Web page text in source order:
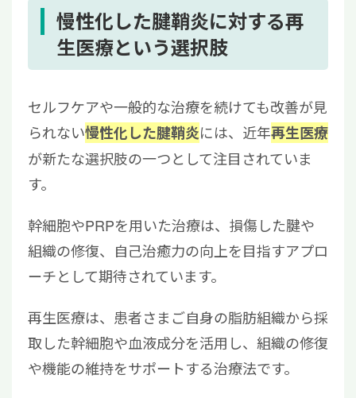
慢性化した腱鞘炎に対する再
生医療という選択肢
セルフケアや一般的な治療を続けても改善が見
られない慢性化した腱鞘炎には、近年再生医療
が新たな選択肢の一つとして注目されていま
す。
幹細胞やPRPを用いた治療は、損傷した腱や
組織の修復、自己治癒力の向上を目指すアプロ
ーチとして期待されています。
再生医療は、患者さまご自身の脂肪組織から採
取した幹細胞や血液成分を活用し、組織の修復
や機能の維持をサポートする治療法です。